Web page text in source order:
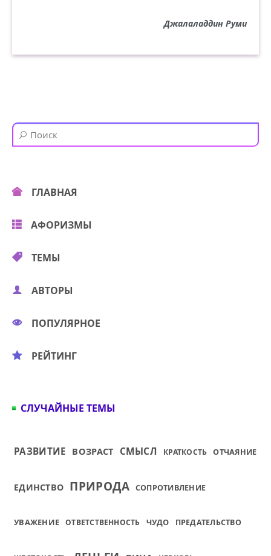
Джалаладдин Руми
ГЛАВНАЯ
АФОРИЗМЫ
ТЕМЫ
АВТОРЫ
ПОПУЛЯРНОЕ
РЕЙТИНГ
СЛУЧАЙНЫЕ ТЕМЫ
РАЗВИТИЕ ВОЗРАСТ СМЫСЛ КРАТКОСТЬ ОТЧАЯНИЕ
ЕДИНСТВО ПРИРОДА СОПРОТИВЛЕНИЕ
УВАЖЕНИЕ ОТВЕТСТВЕННОСТЬ ЧУДО ПРЕДАТЕЛЬСТВО